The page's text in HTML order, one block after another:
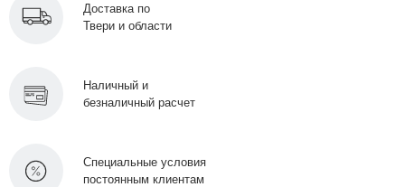
Доставка по
Твери и области
Специальные условия
постоянным клиентам
Наличный и
безналичный расчет